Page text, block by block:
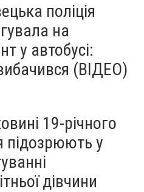
новий
температурний
поліція
на
у автобусі:
(ВІДЕО)
19-річного
підозрюють у
дівчини